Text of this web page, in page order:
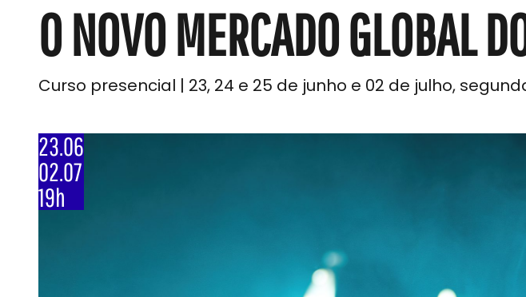
O NOVO MERCADO GLOBAL
Curso presencial | 23, 24 e 25 de junho e 02 de julho,
23.06
02.07
19h